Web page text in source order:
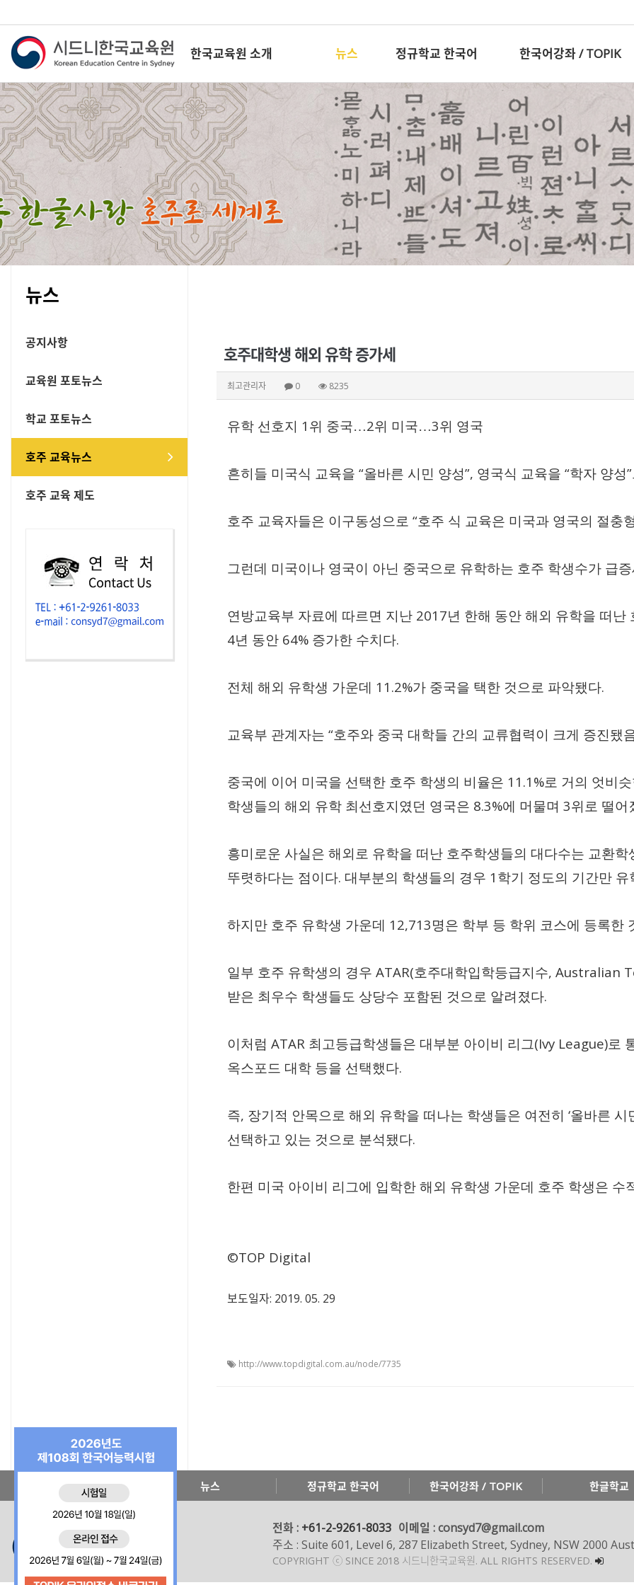
한국교육원 소개 뉴스 정규학교 한국어 한국어강좌 / TOPIK
뉴스
공지사항
교육원 포토뉴스
학교 포토뉴스
호주 교육뉴스
호주 교육 제도
호주대학생 해외 유학 증가세
최고관리자 0 8235
유학 선호지 1 위 중국…2위 미국…3위 영국
흔히들 미국식 교육을 “올바른 시민 양성”, 영국식 교육을 “학자 양성”
호주 교육자들은 이구동성으로 “호주 식 교육은 미국과 영국의 절충
그런데 미국이나 영국이 아닌 중국으로 유학하는 호주 학생수가 급
연방교육부 자료에 따르면 지난 2017년 한해 동안 해외 유학을 떠
4년 동안 64% 증가한 수치다.
전체 해외 유학생 가운데 11.2%가 중국을 택한 것으로 파악됐다.
교육부 관계자는 “호주와 중국 대학들 간의 교류협력이 크게 증진됐
중국에 이어 미국을 선택한 호주 학생의 비율은 11.1%로 거의 엇비
학생들의 해외 유학 최선호지였던 영국은 8.3%에 머물며 3위로 떨어
흥미로운 사실은 해외로 유학을 떠난 호주학생들의 대다수는 교환
뚜렷하다는 점이다. 대부분의 학생들의 경우 1 학기 정도의 기간만
하지만 호주 유학생 가운데 12,713명은 학부 등 학위 코스에 등록한
일부 호주 유학생의 경우 ATAR(호주대학입학등급지수, Australian
받은 최우수 학생들도 상당수 포함된 것으로 알려졌다.
이처럼 ATAR 최고등급학생들은 대부분 아이비 리그(Ivy League)로
옥스포드 대학 등을 선택했다.
즉, 장기적 안목으로 해외 유학을 떠나는 학생들은 여전히 ‘올바른 시
선택하고 있는 것으로 분석됐다.
한편 미국 아이비 리그에 입학한 해외 유학생 가운데 호주 학생은 수
©TOP Digital
보도일자: 2019. 05. 29
http://www.topdigital.com.au/node/7735
한국교육원 소개 뉴스 정규학교 한국어 한국어강좌 / TOPIK 한글학교
전화 : +61-2-9261-8033 이메일 : consyd7@gmail.com
주소 : Suite 601, Level 6, 287 Elizabeth Street, Sydney, NSW 2000
COPYRIGHT ⓒ SINCE 2018 시드니한국교육원. ALL RIGHTS RESERVED.